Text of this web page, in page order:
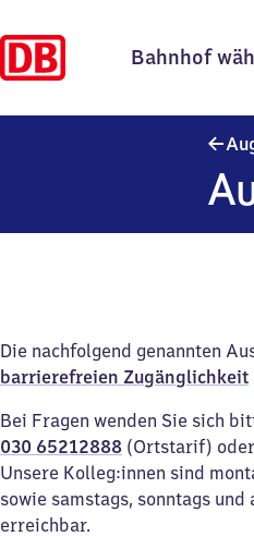
Bahnhof
Die nachfolgend genannten
barrierefreien Zugänglichkeit
Bei Fragen wenden Sie sich
030 65212888 (Ortstarif)
Unsere Kolleg:innen sind
sowie samstags, sonntags
erreichbar.